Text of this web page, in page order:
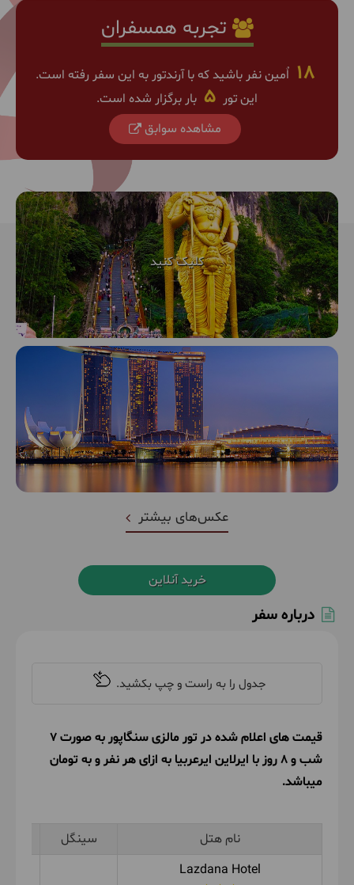
تجربه همسفران
18 اٌمین نفر باشید که با آرندتور به این سفر رفته است.
این تور 5 بار برگزار شده است.
مشاهده سوابق
عکس‌های بیشتر
خرید آنلاین
درباره سفر
قیمت های اعلام شده در تور مالزی سنگاپور به صورت 7
شب و 8 روز با ایرلاین ایرعربیا به ازای هر نفر و به تومان
میباشد.
نام هتل سینگل
Lazdana Hotel